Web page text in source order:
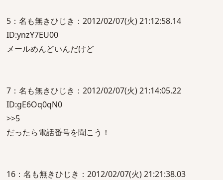
5：名も無きひじき：2012/02/07(火) 21:12:58.14
ID:ynzY7EU00
メールめんどいんだけど
7：名も無きひじき：2012/02/07(火) 21:14:05.22
ID:gE6Oq0qN0
>>5
だったら電話番号を聞こう！
16：名も無きひじき：2012/02/07(火) 21:21:38.03